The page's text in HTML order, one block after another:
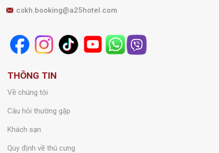
cskh.booking@a25hotel.com
THÔNG TIN
Về chúng tôi
Câu hỏi thường gặp
Khách sạn
Quy định về thú cưng